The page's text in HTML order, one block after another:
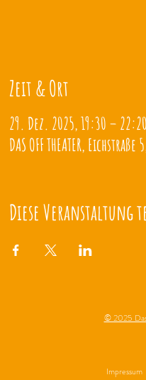
Zeit & Ort
29. Dez. 2025, 19:30 –
DAS OFF THEATER,
Diese Veranstaltung
© 2025
Impressum